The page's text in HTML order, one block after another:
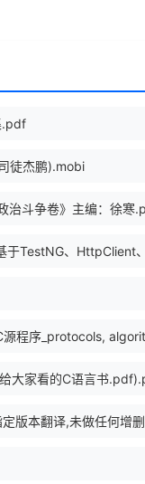
.pdf
徒杰鹏).mobi
治斗争卷》主编：徐寒
大家看的C语言书